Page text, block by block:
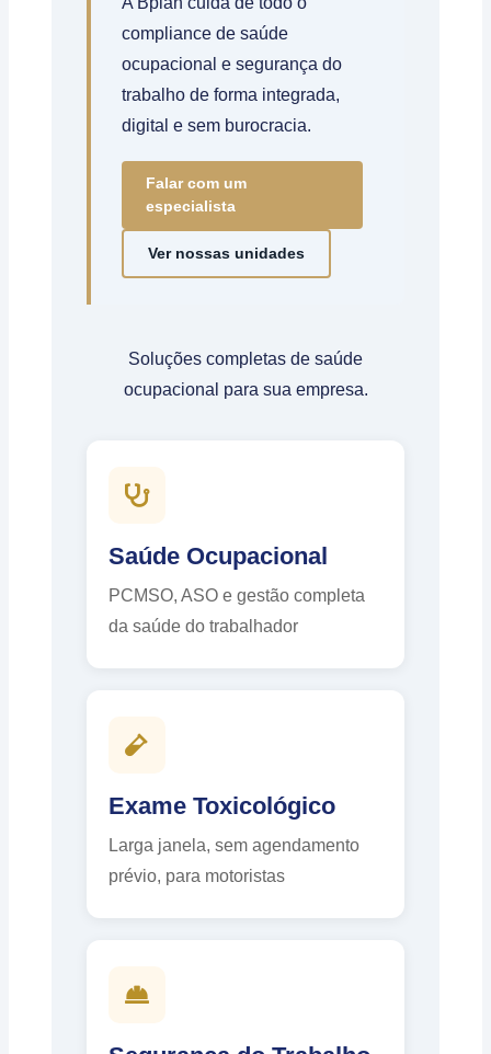
compliance de saúde
ocupacional e segurança do
trabalho de forma integrada,
digital e sem burocracia.
Falar com um
especialista
Ver nossas unidades
Soluções completas de saúde
ocupacional para sua empresa.
Saúde Ocupacional
PCMSO, ASO e gestão completa
da saúde do trabalhador
Exame Toxicológico
Larga janela, sem agendamento
prévio, para motoristas